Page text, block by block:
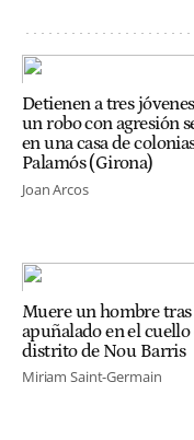
Detienen a tres
un robo con agresión
en una casa de
Palamós (Girona)
Joan Arcos
Muere un hombre tras
apuñalado en el cuello
distrito de Nou Barris
Miriam Saint-Germain